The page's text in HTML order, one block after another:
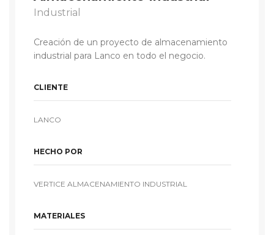
Industrial
Creación de un proyecto de almacenamiento
industrial para Lanco en todo el negocio.
CLIENTE
LANCO
HECHO POR
VERTICE ALMACENAMIENTO INDUSTRIAL
MATERIALES